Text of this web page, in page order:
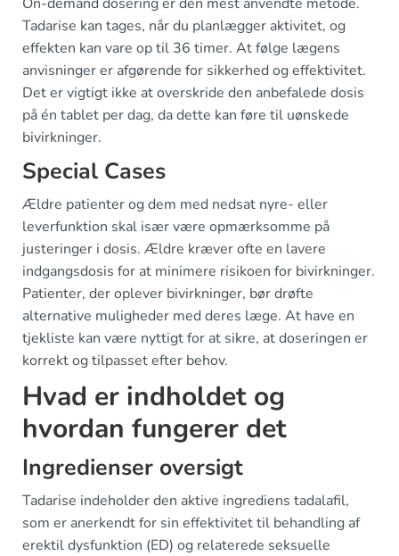
Tadarise kan tages, når du planlægger aktivitet, og
effekten kan vare op til 36 timer. At følge lægens
anvisninger er afgørende for sikkerhed og effektivitet.
Det er vigtigt ikke at overskride den anbefalede dosis
på én tablet per dag, da dette kan føre til uønskede
bivirkninger.
Special Cases
Ældre patienter og dem med nedsat nyre- eller
leverfunktion skal især være opmærksomme på
justeringer i dosis. Ældre kræver ofte en lavere
indgangsdosis for at minimere risikoen for bivirkninger.
Patienter, der oplever bivirkninger, bør drøfte
alternative muligheder med deres læge. At have en
tjekliste kan være nyttigt for at sikre, at doseringen er
korrekt og tilpasset efter behov.
Hvad er indholdet og
hvordan fungerer det
Ingredienser oversigt
Tadarise indeholder den aktive ingrediens tadalafil,
som er anerkendt for sin effektivitet til behandling af
erektil dysfunktion (ED) og relaterede seksuelle